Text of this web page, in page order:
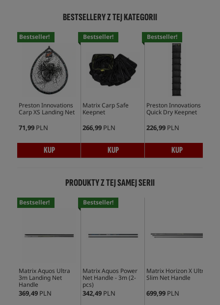
BESTSELLERY Z TEJ KATEGORII
Bestseller!
Preston Innovations
Carp XS Landing Net
71,99 PLN
KUP
Bestseller!
Matrix Carp Safe
Keepnet
266,99 PLN
KUP
Bestseller!
Preston Innovations
Quick Dry Keepnet
226,99 PLN
KUP
PRODUKTY Z TEJ SAMEJ SERII
Bestseller!
Matrix Aquos Ultra
3m Landing Net
Handle
369,49 PLN
Bestseller!
Matrix Aquos Power
Net Handle - 3m (2-
pcs)
342,49 PLN
Matrix Horizon X Ultra
Slim Net Handle
699,99 PLN